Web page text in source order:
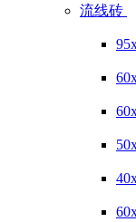
流线砖